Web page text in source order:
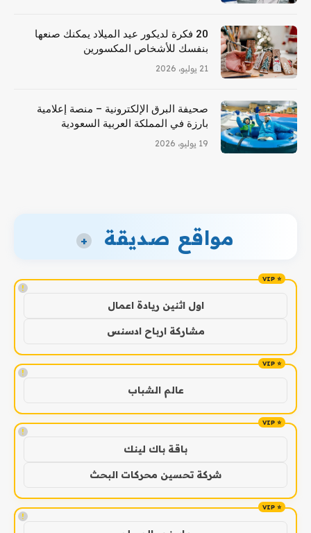
20 فكرة لديكور عيد الميلاد يمكنك صنعها
بنفسك للأشخاص المكسورين
21 يوليو، 2026
صحيفة البرق الإلكترونية – منصة إعلامية
بارزة في المملكة العربية السعودية
19 يوليو، 2026
مواقع صديقة +
!
اول اثنين ريادة اعمال
مشاركة ارباح ادسنس
!
عالم الشباب
!
باقة باك لينك
شركة تحسين محركات البحث
!